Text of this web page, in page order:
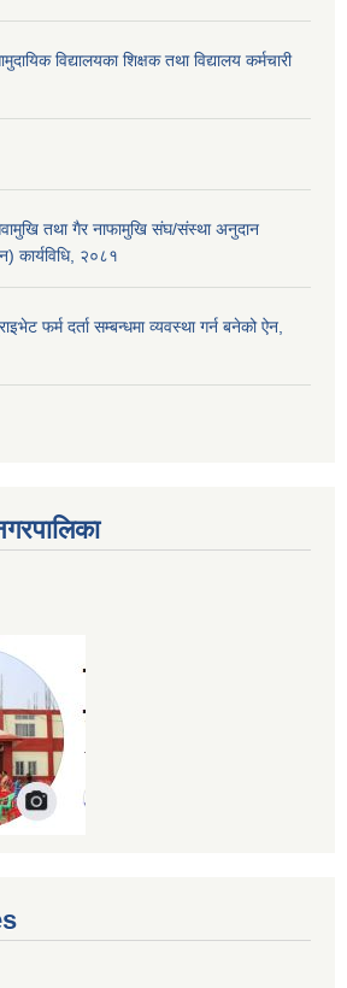
विद्यालयका शिक्षक तथा विद्यालय कर्मचारी
तथा गैर नाफामुखि संघ/संस्था अनुदान
कार्यविधि, २०८१
फर्म दर्ता सम्बन्धमा व्यवस्था गर्न बनेको ऐन,